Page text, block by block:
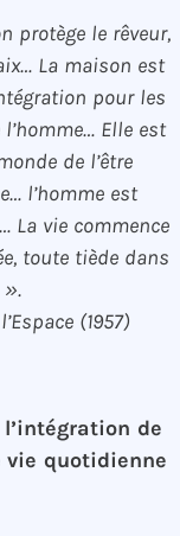
protège le rêveur,
La maison est
pour les
Elle est
de l’être
l’homme est
La vie commence
toute tiède dans
(1957)
de
quotidienne